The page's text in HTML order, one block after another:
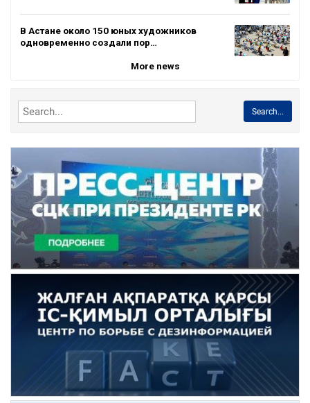
В Астане около 150 юных художников
одновременно создали пор…
More news
Search...